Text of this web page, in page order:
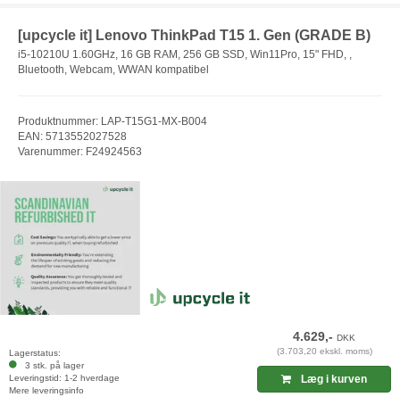
[upcycle it] Lenovo ThinkPad T15 1. Gen (GRADE B)
i5-10210U 1.60GHz, 16 GB RAM, 256 GB SSD, Win11Pro, 15" FHD, ,
Bluetooth, Webcam, WWAN kompatibel
Produktnummer: LAP-T15G1-MX-B004
EAN: 5713552027528
Varenummer: F24924563
Lagerstatus:
3 stk. på lager
Leveringstid: 1-2 hverdage
Mere leveringsinfo
4.629,-DKK
(3.703,20 ekskl. moms)
Læg i kurven